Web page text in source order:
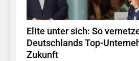
Elite unter sich: So
Deutschlands Top-
Zukunft